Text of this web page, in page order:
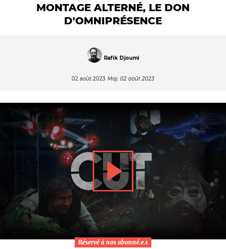
MONTAGE ALTERNÉ, LE DON
D'OMNIPRÉSENCE
Rafik Djoumi
02 août 2023 Maj: 02 août 2023
Réservé à nos abonné.e.s